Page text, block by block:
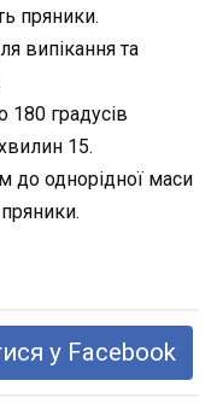
пряники.
випікання та
180 градусів
15.
до однорідної маси
у Facebook